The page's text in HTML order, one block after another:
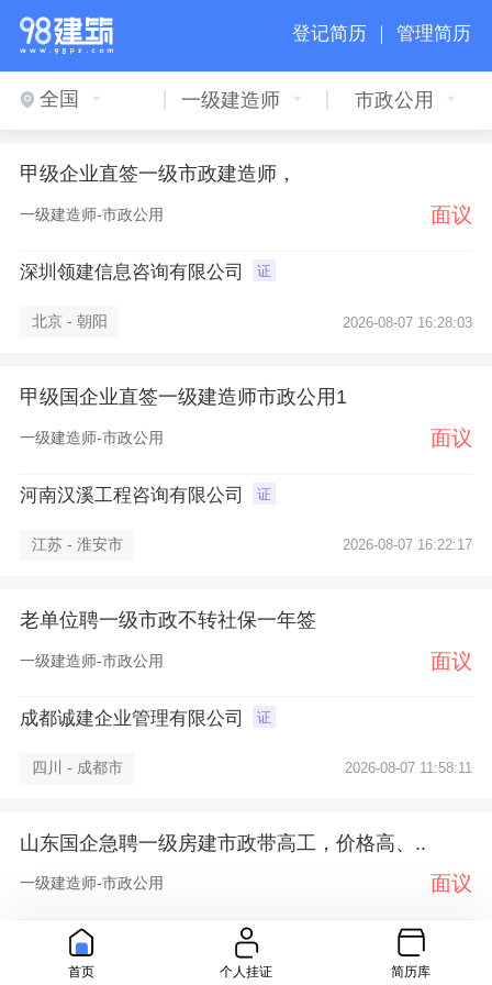
登记简历 ｜ 管理简历
全国 一级建造师 市政公用
甲级企业直签一级市政建造师，
一级建造师-市政公用 面议
深圳领建信息咨询有限公司 证
北京 - 朝阳 2026-08-07 16:28:03
甲级国企业直签一级建造师市政公用1
一级建造师-市政公用 面议
河南汉溪工程咨询有限公司 证
江苏 - 淮安市 2026-08-07 16:22:17
老单位聘一级市政不转社保一年签
一级建造师-市政公用 面议
成都诚建企业管理有限公司 证
四川 - 成都市 2026-08-07 11:58:11
山东国企急聘一级房建市政带高工，价格高、..
一级建造师-市政公用 面议
山东携聘
首页 个人挂证 简历库
×